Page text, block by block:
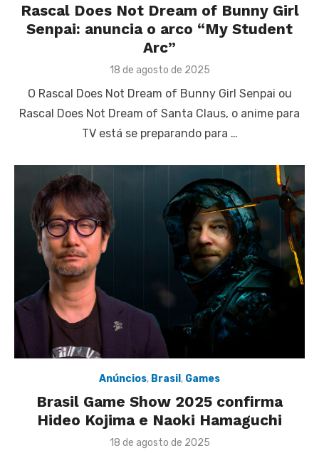
Rascal Does Not Dream of Bunny Girl
Senpai: anuncia o arco “My Student
Arc”
Posted
18 de agosto de 2025
O Rascal Does Not Dream of Bunny Girl Senpai ou
Rascal Does Not Dream of Santa Claus, o anime para
TV está se preparando para …
Anúncios, Brasil , Games
Brasil Game Show 2025 confirma
Hideo Kojima e Naoki Hamaguchi
Posted
18 de agosto de 2025